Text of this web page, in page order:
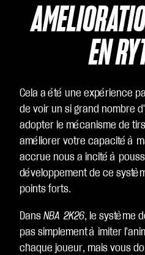
EN
Cela a été une expérience
de voir un si grand nombre
adopter le mécanisme de
améliorer votre capacité à
accrue nous a incité à
développement de ce
points forts.
Dans NBA 2K26, le système
pas simplement à imiter
chaque joueur, mais vous